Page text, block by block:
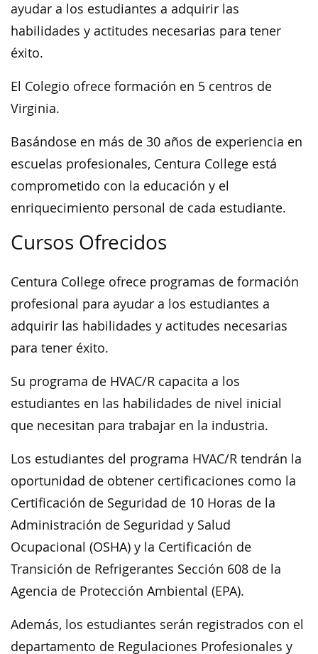
ayudar a los estudiantes a adquirir las
habilidades y actitudes necesarias para tener
éxito.
El Colegio ofrece formación en 5 centros de
Virginia.
Basándose en más de 30 años de experiencia en
escuelas profesionales, Centura College está
comprometido con la educación y el
enriquecimiento personal de cada estudiante.
Cursos Ofrecidos
Centura College ofrece programas de formación
profesional para ayudar a los estudiantes a
adquirir las habilidades y actitudes necesarias
para tener éxito.
Su programa de HVAC/R capacita a los
estudiantes en las habilidades de nivel inicial
que necesitan para trabajar en la industria.
Los estudiantes del programa HVAC/R tendrán la
oportunidad de obtener certificaciones como la
Certificación de Seguridad de 10 Horas de la
Administración de Seguridad y Salud
Ocupacional (OSHA) y la Certificación de
Transición de Refrigerantes Sección 608 de la
Agencia de Protección Ambiental (EPA).
Además, los estudiantes serán registrados con el
departamento de Regulaciones Profesionales y